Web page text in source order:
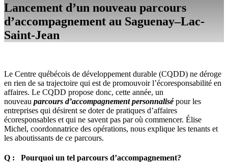
Lancement d’un nouveau parcours
d’accompagnement au Saguenay–Lac-
Saint-Jean
Le Centre québécois de développement durable (CQDD) ne déroge
en rien de sa trajectoire qui est de promouvoir l’écoresponsabilité en
affaires. Le CQDD propose donc, cette année, un
nouveau parcours d’accompagnement personnalisépour les
entreprises qui désirent se doter de pratiques d’affaires
écoresponsables et qui ne savent pas par où commencer. Élise
Michel, coordonnatrice des opérations, nous explique les tenants et
les aboutissants de ce parcours.
Q : Pourquoi un tel parcours d’accompagnement?